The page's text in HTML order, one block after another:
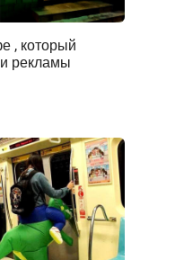
, который
рекламы